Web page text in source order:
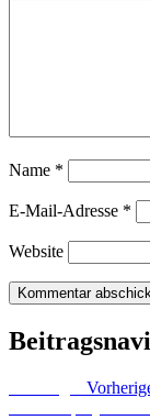
Name *
E-Mail-Adresse *
Website